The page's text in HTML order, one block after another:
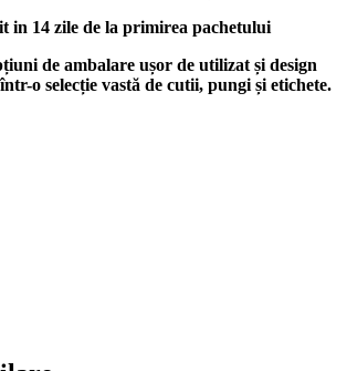
in 14 zile de la primirea pachetului
de ambalare ușor de utilizat și design
o selecție vastă de cutii, pungi și etichete.